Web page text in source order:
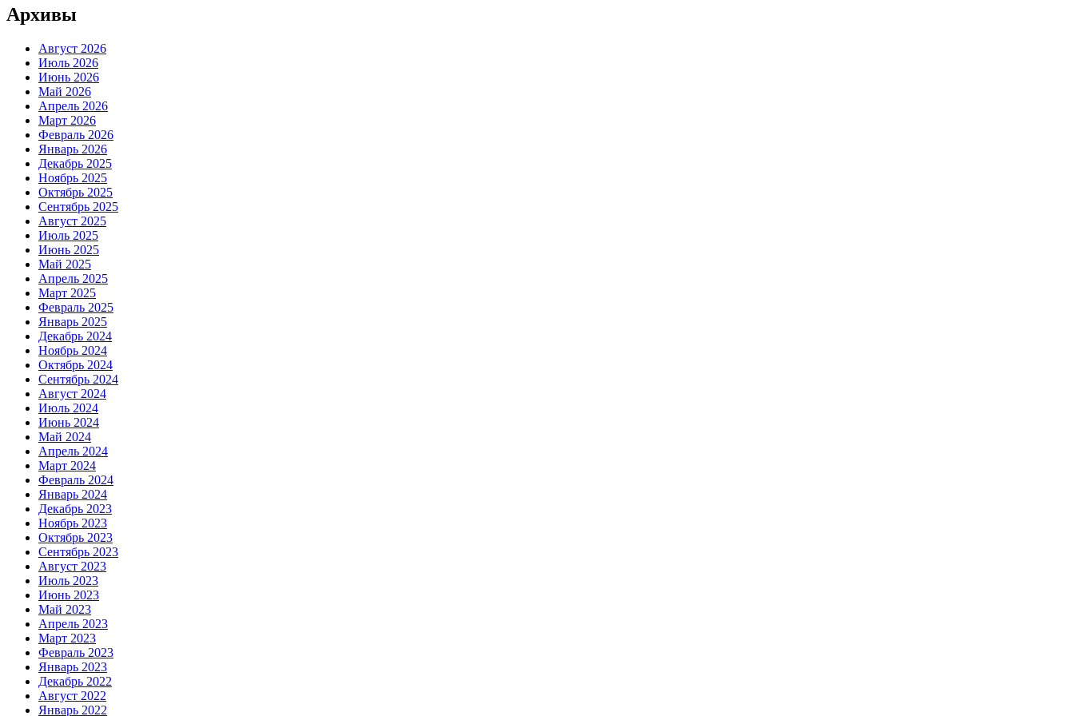
Архивы
Август 2026
Июль 2026
Июнь 2026
Май 2026
Апрель 2026
Март 2026
Февраль 2026
Январь 2026
Декабрь 2025
Ноябрь 2025
Октябрь 2025
Сентябрь 2025
Август 2025
Июль 2025
Июнь 2025
Май 2025
Апрель 2025
Март 2025
Февраль 2025
Январь 2025
Декабрь 2024
Ноябрь 2024
Октябрь 2024
Сентябрь 2024
Август 2024
Июль 2024
Июнь 2024
Май 2024
Апрель 2024
Март 2024
Февраль 2024
Январь 2024
Декабрь 2023
Ноябрь 2023
Октябрь 2023
Сентябрь 2023
Август 2023
Июль 2023
Июнь 2023
Май 2023
Апрель 2023
Март 2023
Февраль 2023
Январь 2023
Декабрь 2022
Август 2022
Январь 2022